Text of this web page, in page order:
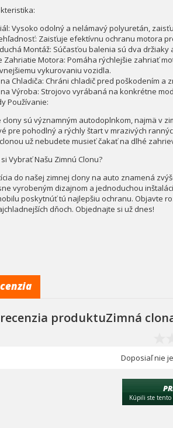
Vysoko odolný a nelámavý polyuretán,
Zaisťuje efektívnu ochranu motora
Montáž: Súčasťou balenia sú dva
Zahriatie Motora: Pomáha rýchlejšie zahriať
vykurovaniu vozidla.
Chladiča: Chráni chladič pred poškodením a
Výroba: Strojovo vyrábaná na konkrétne
Používanie:
clony sú významným autodoplnkom, najmä v
pre pohodlný a rýchly štart v mrazivých
už nebudete musieť čakať na dlhé
Vybrať Našu Zimnú Clonu?
do našej zimnej clony na auto znamená
vyrobeným dizajnom a jednoduchou
poskytnúť tú najlepšiu ochranu. Objavte
dňoch. Objednajte si už dnes!
produktuZimná
Doposiaľ nie
Kúpili ste tento